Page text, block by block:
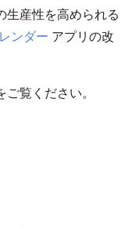
生産性を高められる
ンダー アプリの改
ご覧ください。